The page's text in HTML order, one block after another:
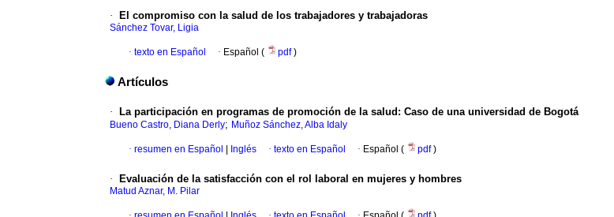
· El compromiso con la salud de los trabajadores y trabajadoras
Sánchez Tovar, Ligia
· texto en Español · Español ( pdf)
Artículos
· La participación en programas de promoción de la salud : Caso de una universidad de Bogotá
Bueno Castro, Diana Derly; Muñoz Sánchez, Alba Idaly
· resumen en Español Inglés · texto en Español · Español ( pdf)
· Evaluación de la satisfacción con el rol laboral en mujeres y hombres
Matud Aznar, M. Pilar